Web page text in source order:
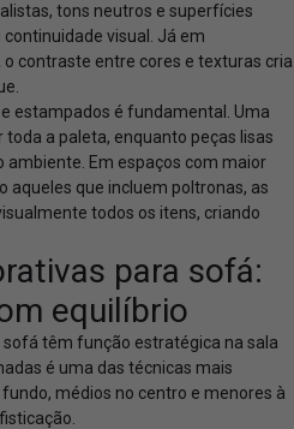
tons neutros e superfícies
visual. Já em
contraste entre cores e texturas cria
estampados é fundamental. Uma
a paleta, enquanto peças lisas
Em espaços com maior
aqueles que incluem poltronas, as
todos os itens, criando
para sofá:
equilíbrio
têm função estratégica na sala
é uma das técnicas mais
médios no centro e menores à